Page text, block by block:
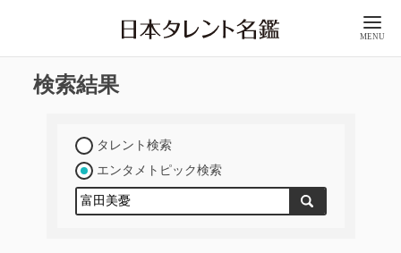
MENU
検索結果
タレント検索
エンタメトピック検索